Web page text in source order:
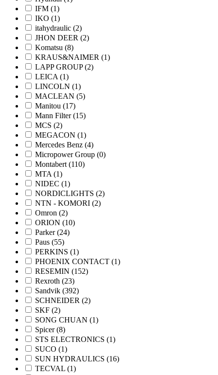
IFM (1)
IKO (1)
itahydraulic (2)
JHON DEER (2)
Komatsu (8)
KRAUS&NAIMER (1)
LAPP GROUP(2)
LEICA (1)
LINCOLN (1)
MACLEAN (5)
Manitou (17)
Mann Filter(15)
MCS (2)
MEGACON (1)
Mercedes Benz (4)
Micropower Group (0)
Montabert (110)
MTA (1)
NIDEC (1)
NORDICLIGHTS (2)
NTN - KOMORI (2)
Omron (2)
ORION (10)
Parker(24)
Paus (55)
PERKINS (1)
PHOENIX CONTACT (1)
RESEMIN (152)
Rexroth (23)
Sandvik (392)
SCHNEIDER (2)
SKF (2)
SONG CHUAN (1)
Spicer(8)
STS ELECTRONICS (1)
SUCO (1)
SUN HYDRAULICS (16)
TECVAL (1)